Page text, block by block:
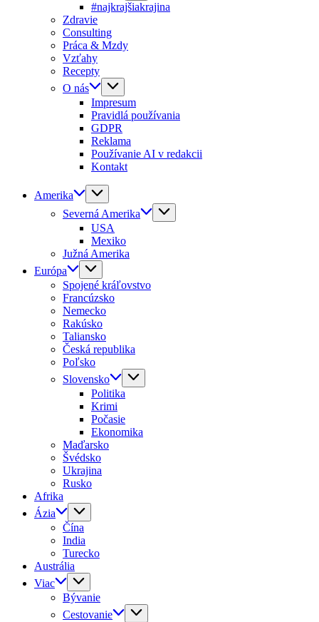
#najkrajšiakrajina
Zdravie
Consulting
Práca & Mzdy
Vzťahy
Recepty
O nás
Impresum
Pravidlá používania
GDPR
Reklama
Používanie AI v redakcii
Kontakt
Amerika
Severná Amerika
USA
Mexiko
Južná Amerika
Európa
Spojené kráľovstvo
Francúzsko
Nemecko
Rakúsko
Taliansko
Česká republika
Poľsko
Slovensko
Politika
Krimi
Počasie
Ekonomika
Maďarsko
Švédsko
Ukrajina
Rusko
Afrika
Ázia
Čína
India
Turecko
Austrália
Viac
Bývanie
Cestovanie